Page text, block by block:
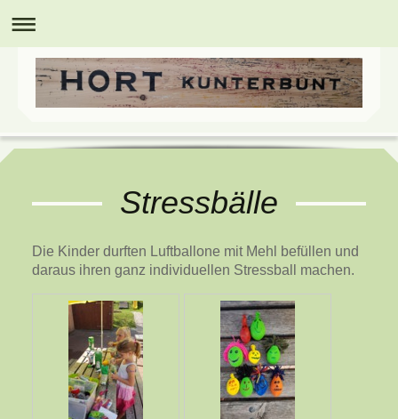
Stressbälle
Die Kinder durften Luftballone mit Mehl befüllen und
daraus ihren ganz individuellen Stressball machen.